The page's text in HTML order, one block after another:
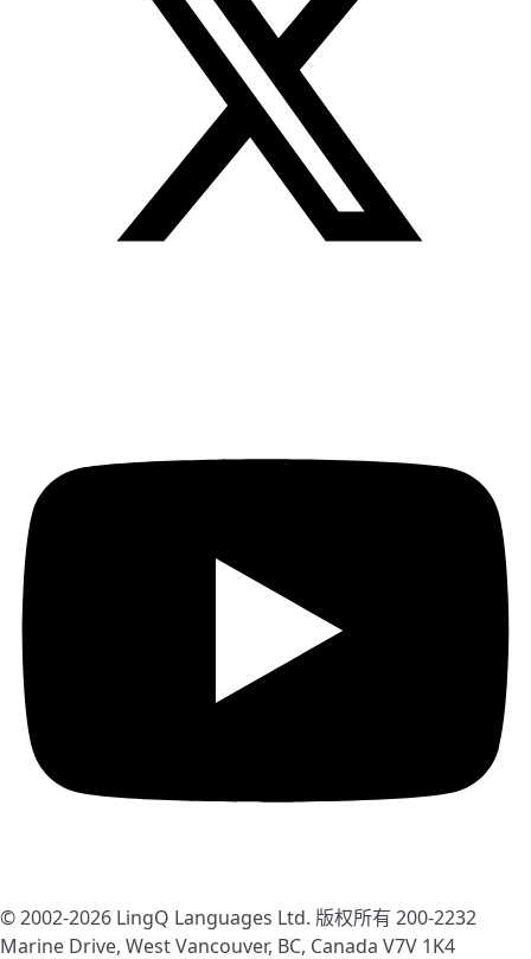
© 2002-2026 LingQ Languages Ltd. 版权所有 200-2232
Marine Drive, West Vancouver, BC, Canada V7V 1K4